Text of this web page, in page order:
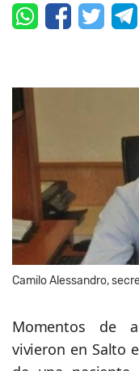
Camilo Alessandro,
Momentos de
vivieron en Salto